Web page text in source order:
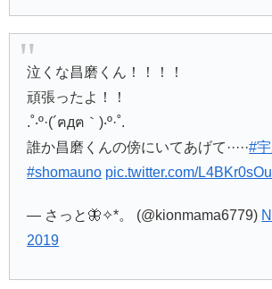
泣くな昌磨くん！！！！
頑張ったよ！！
.˚‧º·(´ฅдฅ｀)‧º·˚.
誰か昌磨くんの傍にいてあげて·····#
#shomauno pic.twitter.com/
— さっと🦋✧︎*。 (@kionmama6779)
2019